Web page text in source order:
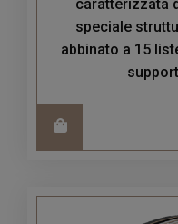
caratterizzata
speciale
abbinato a 15